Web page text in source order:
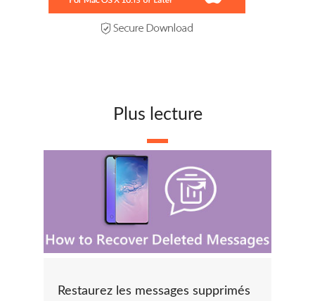
Plus lecture
Restaurez les messages supprimés